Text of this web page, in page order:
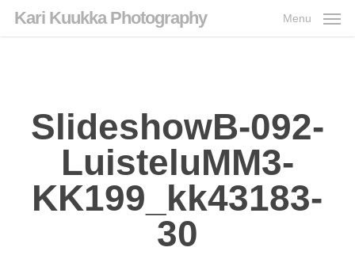
Kari Kuukka Photography Menu
SlideshowB-092-
LuisteluMM3-
KK199_kk43183-
30